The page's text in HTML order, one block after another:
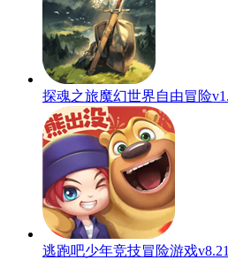
探魂之旅魔幻世界自由冒险
逃跑吧少年竞技冒险游戏